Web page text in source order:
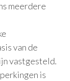
meerdere
van de
vastgesteld.
is